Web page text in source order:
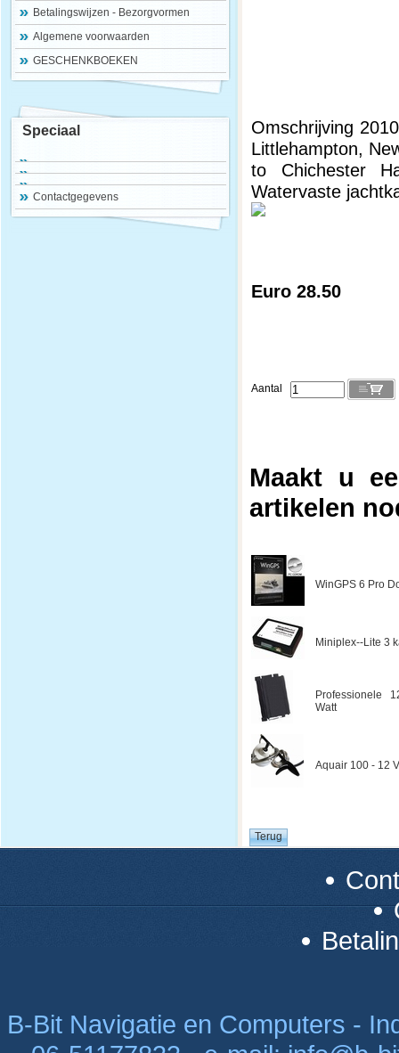
Betalingswijzen - Bezorgvormen
Algemene voorwaarden
GESCHENKBOEKEN
Speciaal
Contactgegevens
Omschrijving
Littlehampton,
to Chichester
Watervaste
Euro 28.50
Aantal
Maakt u
artikelen
WinGPS 6 Pro
Miniplex--Lite 3
Professionele
Watt
Aquair 100 - 12
B-Bit Navigatie en Computers -